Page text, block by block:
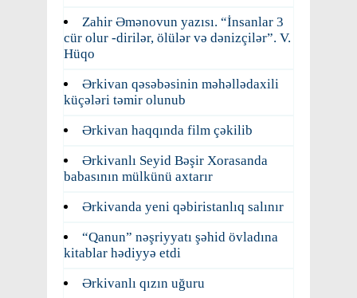
Zahir Əmənovun yazısı. “İnsanlar 3
cür olur -dirilər, ölülər və dənizçilər”. V.
Hüqo
Ərkivan qəsəbəsinin məhəllədaxili
küçələri təmir olunub
Ərkivan haqqında film çəkilib
Ərkivanlı Seyid Bəşir Xorasanda
babasının mülkünü axtarır
Ərkivanda yeni qəbiristanlıq salınır
“Qanun” nəşriyyatı şəhid övladına
kitablar hədiyyə etdi
Ərkivanlı qızın uğuru